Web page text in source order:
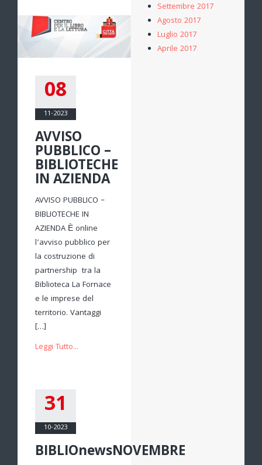
08
11-2023
AVVISO
PUBBLICO –
BIBLIOTECHE
IN AZIENDA
AVVISO PUBBLICO –
BIBLIOTECHE IN
AZIENDA È online
l’avviso pubblico per
la costruzione di
partnership tra la
Biblioteca La Fornace
e le imprese del
territorio. Vantaggi
[…]
Leggi Tutto...
31
10-2023
BIBLIOnewsNOVEMBRE
Settembre 2017
Agosto 2017
Luglio 2017
Aprile 2017